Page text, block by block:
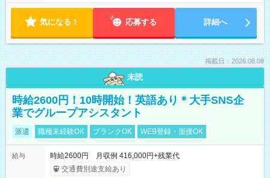
気になる！ 応募する 詳細へ
掲載日：2026.08.08
未読
時給2600円！10時開始！英語あり＊大手SNS企
業でグループアシスタント
派遣 職種未経験OK ブランクOK WEB登録・面接OK
給与
時給2600円 月収例 416,000円+残業代
交通費別途支給あり